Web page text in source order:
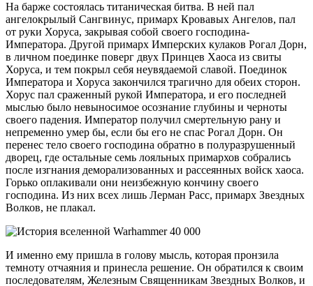
На барже состоялась титаническая битва. В ней пал
ангелокрылый Сангвинус, примарх Кровавых Ангелов, пал
от руки Хоруса, закрывая собой своего господина-
Императора. Другой примарх Имперских кулаков Рогал Дорн,
в личном поединке поверг двух Принцев Хаоса из свиты
Хоруса, и тем покрыл себя неувядаемой славой. Поединок
Императора и Хоруса закончился трагично для обеих сторон.
Хорус пал сраженный рукой Императора, и его последней
мыслью было невыносимое осознание глубины и черноты
своего падения. Император получил смертельную рану и
непременно умер бы, если бы его не спас Рогал Дорн. Он
перенес тело своего господина обратно в полуразрушенный
дворец, где остальные семь лояльных примархов собрались
после изгнания деморализованных и рассеянных войск хаоса.
Горько оплакивали они неизбежную кончину своего
господина. Из них всех лишь Лерман Расс, примарх Звездных
Волков, не плакал.
И именно ему пришла в голову мысль, которая пронзила
темноту отчаяния и принесла решение. Он обратился к своим
последователям, Железным Священникам Звездных Волков, и